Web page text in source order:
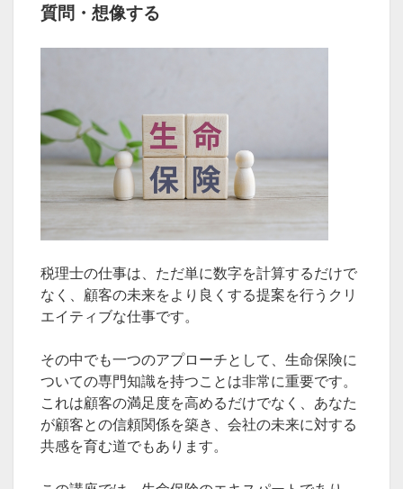
タグ
大西恭則
質問・想像する
税理士の仕事は、ただ単に数字を計算するだけで
なく、顧客の未来をより良くする提案を行うクリ
エイティブな仕事です。
その中でも一つのアプローチとして、生命保険に
ついての専門知識を持つことは非常に重要です。
これは顧客の満足度を高めるだけでなく、あなた
が顧客との信頼関係を築き、会社の未来に対する
共感を育む道でもあります。